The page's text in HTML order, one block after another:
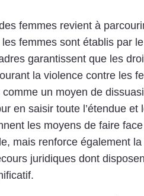
femmes revient à
femmes sont établis par
garantissent que les
la violence contre les
un moyen de
en saisir toute l’étendue
les moyens de faire
mais renforce également
juridiques dont